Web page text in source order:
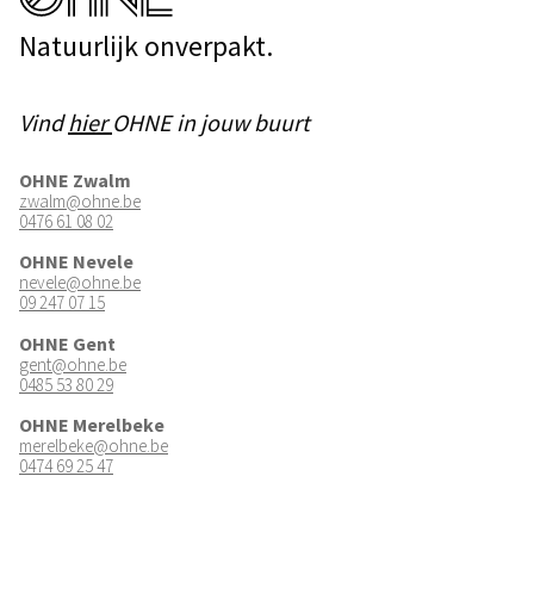
Natuurlijk onverpakt.
VindhierOHNE in jouw buurt
OHNE Zwalm
zwalm@ohne.be
0476 61 08 02
OHNE Nevele
nevele@ohne.be
09 247 07 15
OHNE Gent
gent@ohne.be
0485 53 80 29
OHNE Merelbeke
merelbeke@ohne.be
0474 69 25 47